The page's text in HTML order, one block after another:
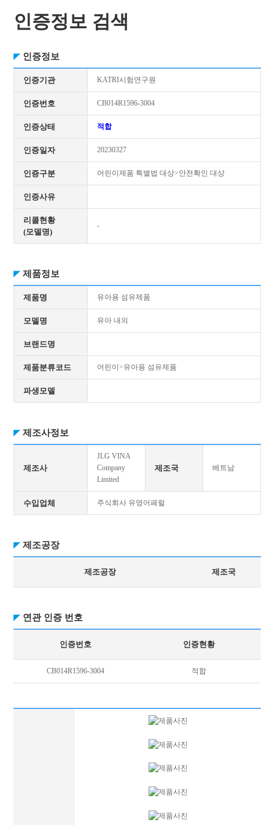
인증정보 검색
인증정보
인증기관 KATRI시험연구원
인증번호 CB014R1596-3004
인증상태 적합
인증일자 20230327
인증구분 어린이제품 특별법 대상>안전확인 대상
인증사유
리콜현황
(모델명)
-
제품정보
제품명 유아용 섬유제품
모델명 유아 내의
브랜드명
제품분류코드 어린이>유아용 섬유제품
파생모델
제조사정보
제조사
JLG VINA
Company
Limited
제조국 베트남
수입업체 주식회사 유영어페럴
제조공장
제조공장 제조국
연관 인증 번호
인증번호 인증현황
CB014R1596-3004 적합